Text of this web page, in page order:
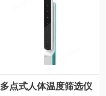
多点式人体温度筛选仪